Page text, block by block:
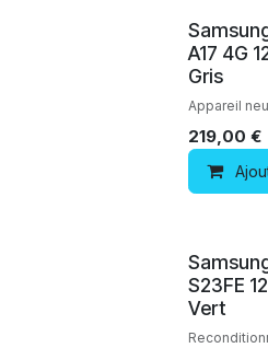
Neuf
A17 4G
Gris
Appareil
219,00 €
S23FE
Vert